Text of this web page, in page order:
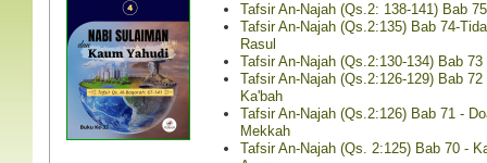
Tafsir An-Najah (Qs.2: 138-141) Bab
Tafsir An-Najah (Qs.2:135) Bab 74-
Rasul
Tafsir An-Najah (Qs.2:130-134) Bab
Tafsir An-Najah (Qs.2:126-129) Bab
Ka'bah
Tafsir An-Najah (Qs.2:126) Bab 71 -
Mekkah
Tafsir An-Najah (Qs. 2:125) Bab 70 -